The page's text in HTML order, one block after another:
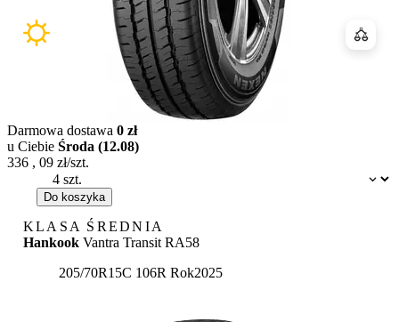
Dostępność:
Darmowa dostawa 0 zł
u Ciebie Środa (12.08)
336 , 09 zł/szt.
Do koszyka
KLASA ŚREDNIA
Hankook Vantra Transit RA58
205/70R15C 106R Rok2025